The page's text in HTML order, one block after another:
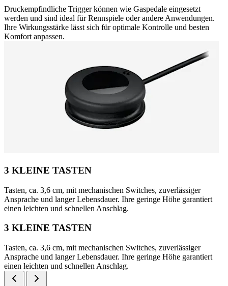
Druckempfindliche Trigger können wie Gaspedale eingesetzt
werden und sind ideal für Rennspiele oder andere Anwendungen.
Ihre Wirkungsstärke lässt sich für optimale Kontrolle und besten
Komfort anpassen.
3 KLEINE TASTEN
Tasten, ca. 3,6 cm, mit mechanischen Switches, zuverlässiger
Ansprache und langer Lebensdauer. Ihre geringe Höhe garantiert
einen leichten und schnellen Anschlag.
3 KLEINE TASTEN
Tasten, ca. 3,6 cm, mit mechanischen Switches, zuverlässiger
Ansprache und langer Lebensdauer. Ihre geringe Höhe garantiert
einen leichten und schnellen Anschlag.